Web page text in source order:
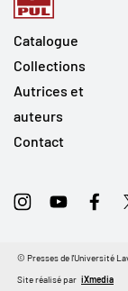
Catalogue
Collections
Autrices et
auteurs
Contact
InstagramYoutube
Site réalisé par iXmedia
© Presses de l'Université